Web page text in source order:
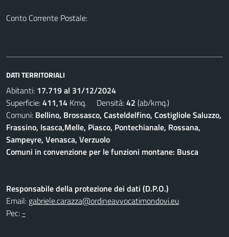
Conto Corrente Postale:
DATI TERRITORIALI
Abitanti: 17.719 al 31/12/2024
Superficie:411,14 Kmq. Densità:42 (ab/kmq.)
Comuni: Bellino, Brossasco, Casteldelfino, Costigliole Saluzzo,
Frassino, Isasca,Melle, Piasco, Pontechianale, Rossana,
Sampeyre, Venasca, Verzuolo
Comuni in convenzione per le funzioni montane: Busca
Responsabile della protezione dei dati (D.P.O.)
Email: gabriele.carazza@ordineavvocatimondovi.eu
Pec: -